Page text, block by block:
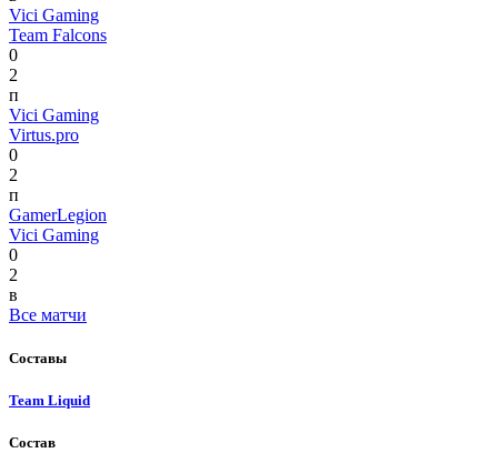
Vici Gaming
Team Falcons
0
2
п
Vici Gaming
Virtus.pro
0
2
п
GamerLegion
Vici Gaming
0
2
в
Все матчи
Составы
Team Liquid
Состав